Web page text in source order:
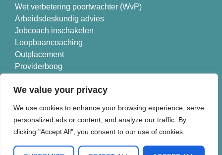
We value your privacy
We use cookies to enhance your browsing experience, serve
personalized ads or content, and analyze our traffic. By
clicking "Accept All", you consent to our use of cookies.
Wet verbetering poortwachter (WvP)
Arbeidsdeskundig advies
Jobcoach inschakelen
Loopbaancoaching
Outplacement
Providerboog
Nieuwe Koers is aangesloten bij: